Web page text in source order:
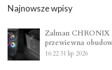
Najnowsze wpisy
Zalman CHRONIX
przewiewna
16:2231 lip 2026